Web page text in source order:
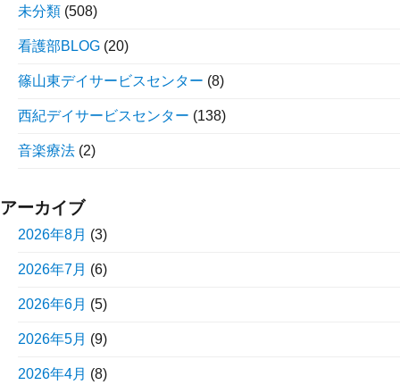
未分類 (508)
看護部BLOG (20)
篠山東デイサービスセンター (8)
西紀デイサービスセンター (138)
音楽療法 (2)
アーカイブ
2026年8月 (3)
2026年7月 (6)
2026年6月 (5)
2026年5月 (9)
2026年4月 (8)